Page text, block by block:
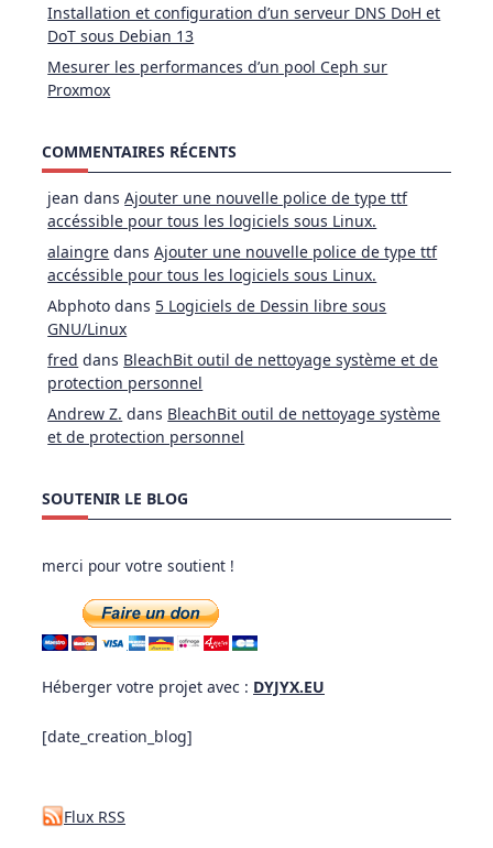
Installation et configuration d’un serveur DNS DoH et
DoT sous Debian 13
Mesurer les performances d’un pool Ceph sur
Proxmox
COMMENTAIRES RÉCENTS
jean dansAjouter une nouvelle police de type ttf
accéssible pour tous les logiciels sous Linux.
alaingre dansAjouter une nouvelle police de type ttf
accéssible pour tous les logiciels sous Linux.
Abphoto dans 5 Logiciels de Dessin libre sous
GNU/Linux
fred dans BleachBit outil de nettoyage système et de
protection personnel
Andrew Z. dans BleachBit outil de nettoyage système
et de protection personnel
SOUTENIR LE BLOG
merci pour votre soutient !
Héberger votre projet avec : DYJYX.EU
[date_creation_blog]
Flux RSS